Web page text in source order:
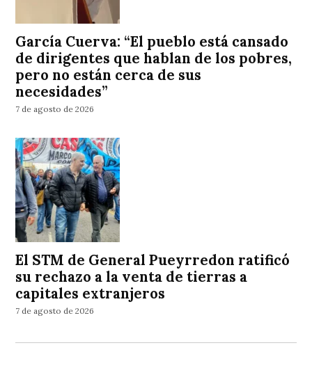
García Cuerva: “El pueblo está cansado
de dirigentes que hablan de los pobres,
pero no están cerca de sus
necesidades”
7 de agosto de 2026
El STM de General Pueyrredon ratificó
su rechazo a la venta de tierras a
capitales extranjeros
7 de agosto de 2026